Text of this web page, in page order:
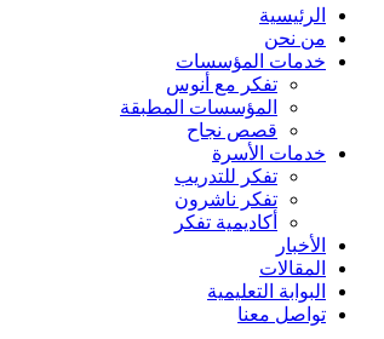
الرئيسية
من نحن
خدمات المؤسسات
تفكر مع أنوس
المؤسسات المطبقة
قصص نجاح
خدمات الأسرة
تفكر للتدريب
تفكر ناشرون
أكاديمية تفكر
الأخبار
المقالات
البوابة التعليمية
تواصل معنا